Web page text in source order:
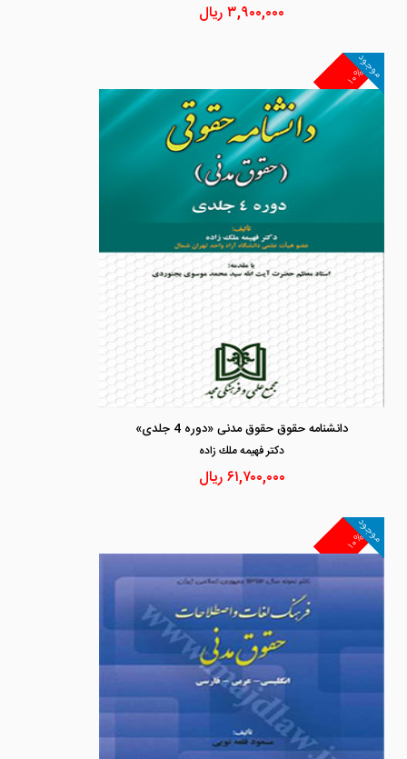
۳,۹۰۰,۰۰۰ریال
۱۰%
موجود
دانشنامه حقوق حقوق مدنی «دوره 4 جلدی»
دكتر فهيمه ملك زاده
۶۱,۷۰۰,۰۰۰ریال
۱۰%
موجود